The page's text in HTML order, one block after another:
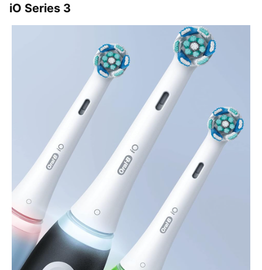
iO Series 3